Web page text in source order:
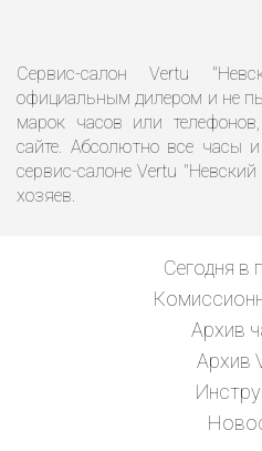
Сервис-салон Vertu
официальным дилером и не
марок часов или
сайте. Абсолютно все часы
сервис-салоне Vertu
хозяев.
Сегодня в
Архив
Архив